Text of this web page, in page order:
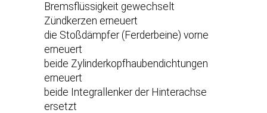
Bremsflüssigkeit gewechselt
Zündkerzen erneuert
die Stoßdämpfer (Ferderbeine) vorne
erneuert
beide Zylinderkopfhaubendichtungen
erneuert
beide Integrallenker der Hinterachse
ersetzt